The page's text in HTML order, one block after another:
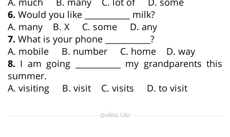
6. Would you like ___________ milk?
A. many B. X C. some D. any
7. What is your phone ___________?
A. mobile B. number C. home D. way
8. I am going ___________ my grandparents this
summer.
A. visiting B. visit C. visits D. to visit
QUẢNG CÁO